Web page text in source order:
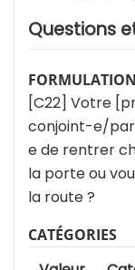
Questions
[C22] Votre
conjoint-e/
e de rentrer
la porte ou
la route ?
CATÉGORIES